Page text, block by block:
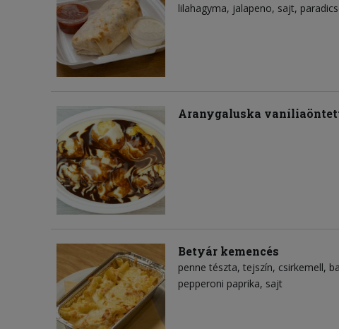
lilahagyma jalapeno sajt
Aranygaluska
Betyár kemencés
penne tészta tejszín csirkemell
pepperoni paprika sajt